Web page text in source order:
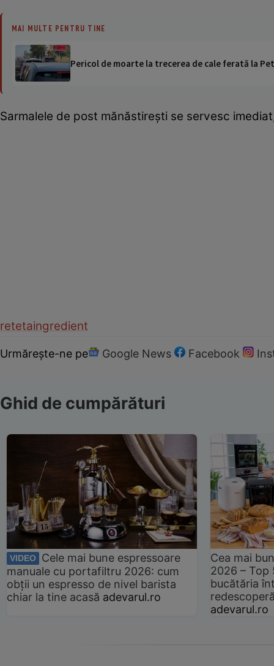
MAI MULTE PENTRU TINE
Pericol de moarte la trecerea de cale ferată la
Sarmalele de post mănăstireşti se servesc
retetaingredient
Urmărește-ne pe Google News Facebook
Ghid de cumpărături
VIDEO
Cele mai bune espressoare
manuale cu portafiltru 2026: cum
obții un espresso de nivel barista
chiar la tine acasă adevarul.ro
Cea mai
2026 –
bucătăria
adevarul.ro